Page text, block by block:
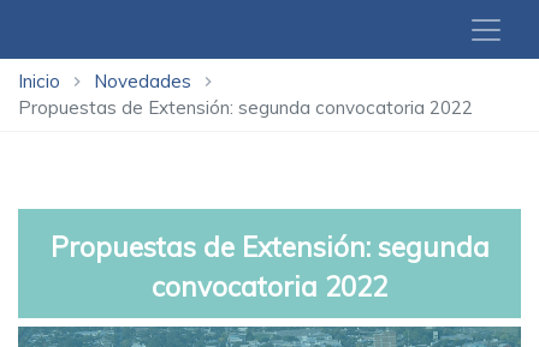
Inicio chevron_right Novedades chevron_right
Propuestas de Extensión: segunda convocatoria 2022
Propuestas de Extensión: segunda
convocatoria 2022